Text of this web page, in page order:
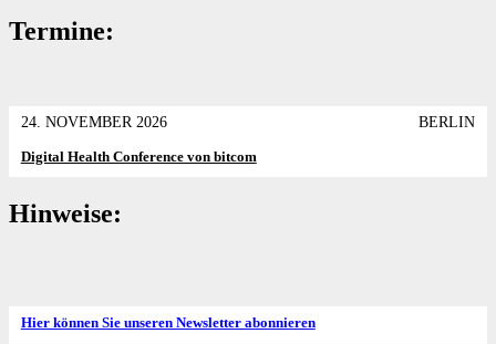
Termine:
24. NOVEMBER 2026 BERLIN
Digital Health Conference von bitcom
Hinweise:
Hier können Sie unseren Newsletter abonnieren